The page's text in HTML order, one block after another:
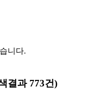
니다.
결과 773건)